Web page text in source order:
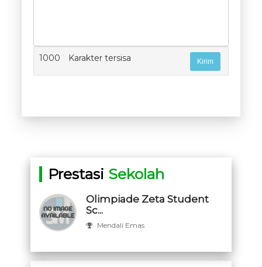
1000 Karakter tersisa
Prestasi Sekolah
Olimpiade Zeta Student
Sc...
Mendali Emas